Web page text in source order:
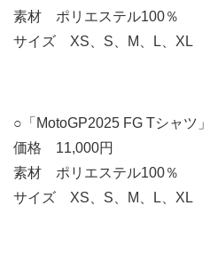
素材 ポリエステル100％
サイズ XS、S、M、L、XL
○「MotoGP2025 FG Tシャツ」
価格 11,000円
素材 ポリエステル100％
サイズ XS、S、M、L、XL